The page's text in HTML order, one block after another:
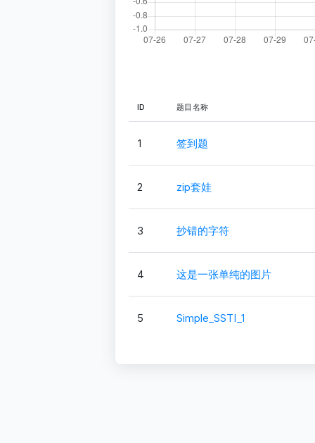
ID 题目名称
1 签到题
2 zip套娃
3 抄错的字符
4 这是一张单纯的图片
5 Simple_SSTI_1